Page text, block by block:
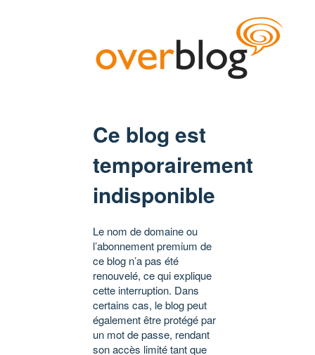
Ce blog est
temporairement
indisponible
Le nom de domaine ou
l’abonnement premium de
ce blog n’a pas été
renouvelé, ce qui explique
cette interruption. Dans
certains cas, le blog peut
également être protégé par
un mot de passe, rendant
son accès limité tant que